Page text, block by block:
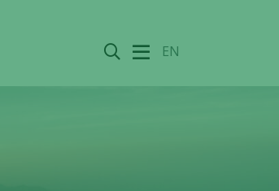
Sök EN